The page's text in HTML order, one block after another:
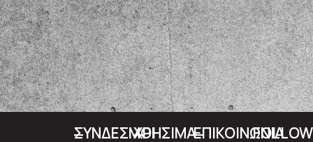
ΣΥΝΔΕΣΜΟΙΧΡΗΣΙΜΑΕΠΙΚΟΙΝΩΝΙΑFOLLOW